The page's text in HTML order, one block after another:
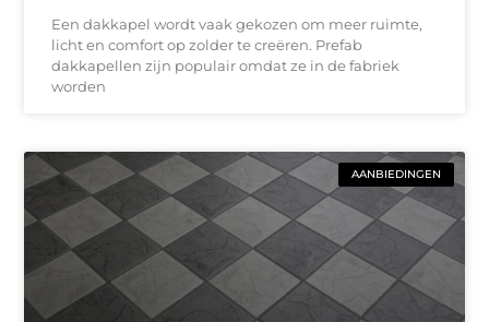
Een dakkapel wordt vaak gekozen om meer ruimte,
licht en comfort op zolder te creëren. Prefab
dakkapellen zijn populair omdat ze in de fabriek
worden
AANBIEDINGEN